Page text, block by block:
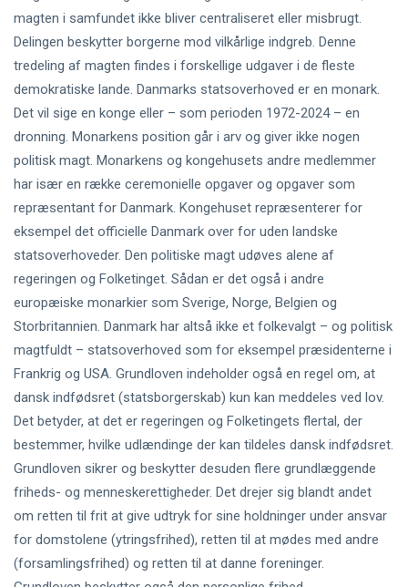
magten i samfundet ikke bliver centraliseret eller misbrugt.
Delingen beskytter borgerne mod vilkårlige indgreb. Denne
tredeling af magten findes i forskellige udgaver i de fleste
demokratiske lande. Danmarks statsoverhoved er en monark.
Det vil sige en konge eller – som perioden 1972-2024 – en
dronning. Monarkens position går i arv og giver ikke nogen
politisk magt. Monarkens og kongehusets andre medlemmer
har især en række ceremonielle opgaver og opgaver som
repræsentant for Danmark. Kongehuset repræsenterer for
eksempel det officielle Danmark over for uden landske
statsoverhoveder. Den politiske magt udøves alene af
regeringen og Folketinget. Sådan er det også i andre
europæiske monarkier som Sverige, Norge, Belgien og
Storbritannien. Danmark har altså ikke et folkevalgt – og politisk
magtfuldt – statsoverhoved som for eksempel præsidenterne i
Frankrig og USA. Grundloven indeholder også en regel om, at
dansk indfødsret (statsborgerskab) kun kan meddeles ved lov.
Det betyder, at det er regeringen og Folketingets flertal, der
bestemmer, hvilke udlændinge der kan tildeles dansk indfødsret.
Grundloven sikrer og beskytter desuden flere grundlæggende
friheds- og menneskerettigheder. Det drejer sig blandt andet
om retten til frit at give udtryk for sine holdninger under ansvar
for domstolene (ytringsfrihed), retten til at mødes med andre
(forsamlingsfrihed) og retten til at danne foreninger.